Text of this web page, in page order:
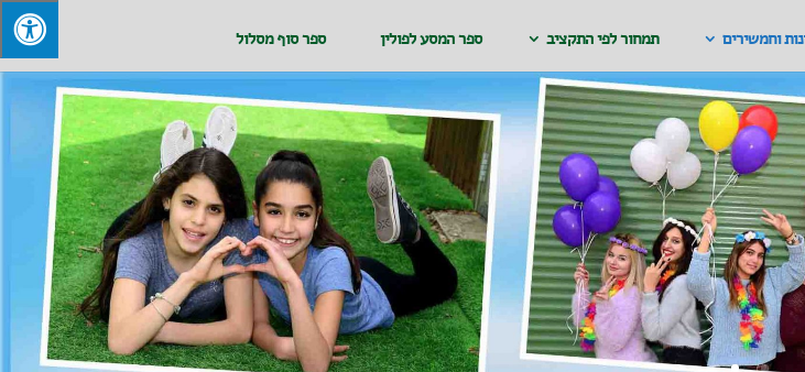
וחמשירים תמחור לפי התקציב ספר המסע לפולין ספר סוף מסלול